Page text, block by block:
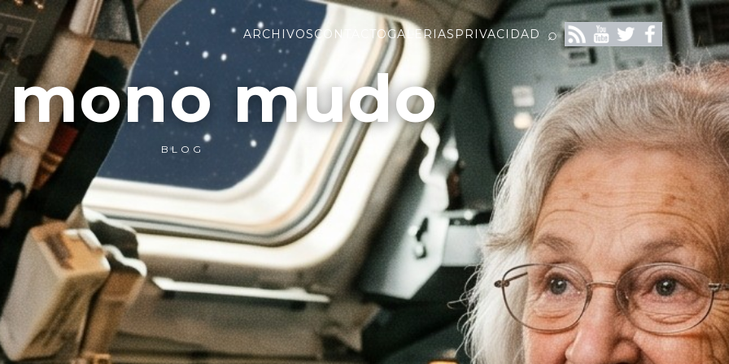
ARCHIVOSCONTACTOGALERIASPRIVACIDAD ⌕
mudo
BLOG